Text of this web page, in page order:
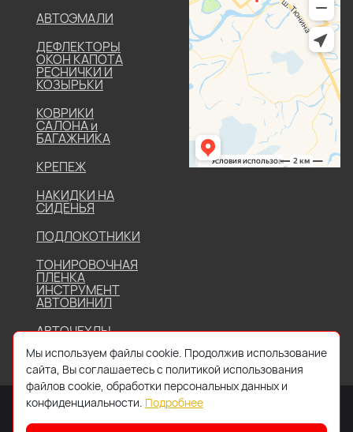
АВТОЭМАЛИ
ДЕФЛЕКТОРЫ
ОКОН КАПОТА
РЕСНИЧКИ И
КОЗЫРЬКИ
КОВРИКИ
САЛОНА и
БАГАЖНИКА
КРЕПЕЖ
НАКИДКИ НА
СИДЕНЬЯ
ПОДЛОКОТНИКИ
ТОНИРОВОЧНАЯ
ПЛЕНКА
ИНСТРУМЕНТ
АВТОВИНИЛ
АВТОЧЕХЛЫ
Мы используем файлы cookie. Продолжив использование
сайта, Вы соглашаетесь с политикой использования
файлов cookie, обработки персональных данных и
конфиденциальности. Подробнее